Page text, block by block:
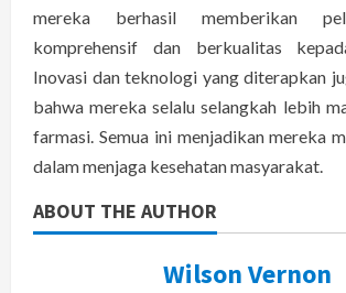
mereka berhasil memberikan
komprehensif dan berkualitas
Inovasi dan teknologi yang diterapkan
bahwa mereka selalu selangkah lebih
farmasi. Semua ini menjadikan mereka
dalam menjaga kesehatan masyarakat.
ABOUT THE AUTHOR
Wilson Vernon